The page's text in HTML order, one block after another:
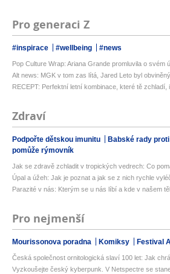
Pro generaci Z
#inspirace #wellbeing #news
Pop Culture Wrap: Ariana Grande promluvila o svém
Alt news: MGK v tom zas lítá, Jared Leto byl
RECEPT: Perfektní letní kombinace, které tě zchladí,
Zdraví
Podpořte dětskou imunitu Babské rady
pomůže rýmovník
Jak se zdravě zchladit v tropických vedrech: Co
Úpal a úžeh: Jak je poznat a jak se z nich rychle
Parazité v nás: Kterým se u nás líbí a kde v našem
Pro nejmenší
Mourissonova poradna Komiksy Festival
Česká společnost ornitologická slaví 100 let: Jak
Vyzkoušejte český kyberpunk. V Netspectre se